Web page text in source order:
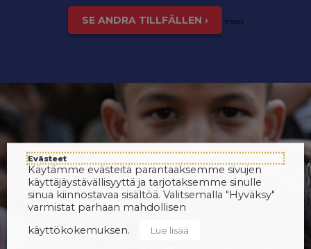
SE ANDRA TILLFÄLLEN › inspis
Evästeet
Käytämme evästeitä parantaaksemme sivujen
käyttäjäystävällisyyttä ja tarjotaksemme sinulle
sinua kiinnostavaa sisältöä. Valitsemalla "Hyväksy"
varmistat parhaan mahdollisen
käyttökokemuksen.
Lue lisää